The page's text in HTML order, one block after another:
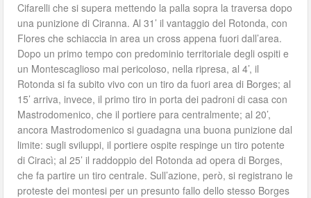
Cifarelli che si supera mettendo la palla sopra la traversa dopo
una punizione di Ciranna. Al 31’ il vantaggio del Rotonda, con
Flores che schiaccia in area un cross appena fuori dall’area.
Dopo un primo tempo con predominio territoriale degli ospiti e
un Montescaglioso mai pericoloso, nella ripresa, al 4’, il
Rotonda si fa subito vivo con un tiro da fuori area di Borges; al
15’ arriva, invece, il primo tiro in porta dei padroni di casa con
Mastrodomenico, che il portiere para centralmente; al 20’,
ancora Mastrodomenico si guadagna una buona punizione dal
limite: sugli sviluppi, il portiere ospite respinge un tiro potente
di Ciracì; al 25’ il raddoppio del Rotonda ad opera di Borges,
che fa partire un tiro centrale. Sull’azione, però, si registrano le
proteste dei montesi per un presunto fallo dello stesso Borges